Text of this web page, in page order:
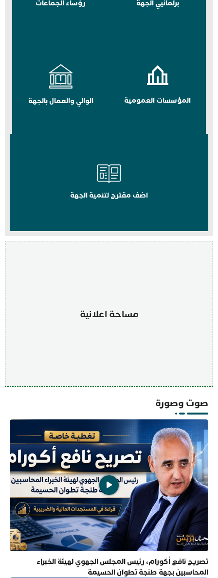
برلمانيي الجهة رؤساء الجماعات
المؤسسات العمومية الوالي والعمال بالجهة
اضف مقترح لتنمية الجهة
مساحة اعلانية
صوت وصورة
تصريح نافع أكورام، رئيس المجلس الجهوي لهيئة الخبراء
المحاسبين بجهة طنجة تطوان الحسيمة